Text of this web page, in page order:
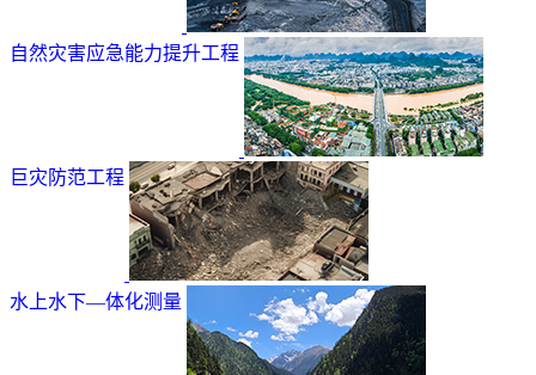
自然灾害应急能力提升工程
巨灾防范工程
水上水下—体化测量